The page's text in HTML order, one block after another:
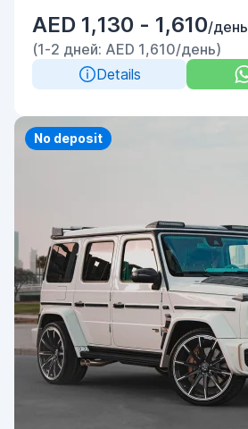
AED 1,130 - 1,610/день
(1-2 дней: AED 1,610/день)
Details
Priority
No deposit